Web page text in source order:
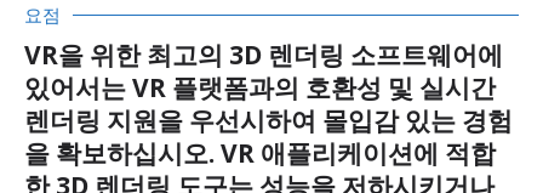
요점
VR을 위한 최고의 3D 렌더링 소프트웨어에
있어서는 VR 플랫폼과의 호환성 및 실시간
렌더링 지원을 우선시하여 몰입감 있는 경험
을 확보하십시오. VR 애플리케이션에 적합
한 3D 렌더링 도구는 성능을 저하시키거나